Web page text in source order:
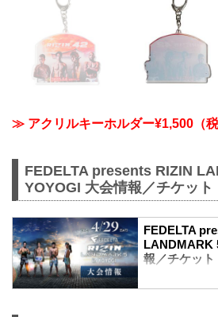
≫ アクリルキーホルダー¥1,500（税
FEDELTA presents RIZIN
YOYOGI 大会情報／チケット
FEDELTA
LANDMARK
報／チケット